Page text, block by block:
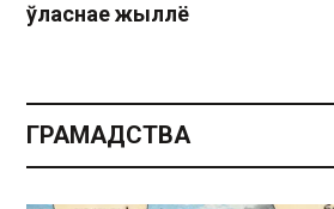
ўласнае жыллё
ГРАМАДСТВА